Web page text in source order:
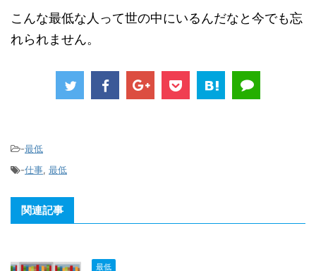
こんな最低な人って世の中にいるんだなと今でも忘
れられません。
-最低
-仕事, 最低
関連記事
最低